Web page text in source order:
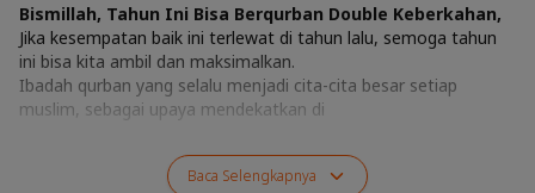
Bismillah, Tahun Ini Bisa Berqurban Double Keberkahan,
Jika kesempatan baik ini terlewat di tahun lalu, semoga tahun
ini bisa kita ambil dan maksimalkan.
Ibadah qurban yang selalu menjadi cita-cita besar setiap
muslim, sebagai upaya mendekatkan di
Baca Selengkapnya